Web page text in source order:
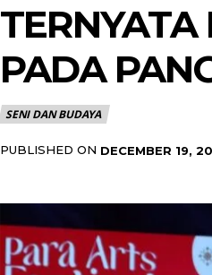
PADA
SENI DAN BUDAYA
PUBLISHED ON DECEMBER 19,